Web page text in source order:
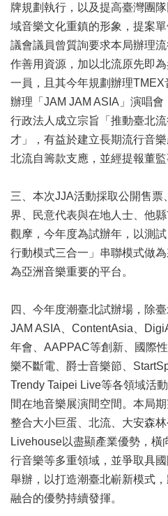
源
助/
申
請
案
件
政
府
資
訊
聯
絡
資
影
音
專
區
回
首
頁
網
站
導
覽
牌規劃執行，以及提高臺灣團
域音樂文化重鎮的形象，提案
議會議員曾質詢要求本局辦理
作善用資源，加以北流原先即
一員，且其今年規劃辦理
辦理「JAM JAM ASIA」演唱
行政法人成立宗旨「推動臺北
才」，有益於建立長期流行音
北流自籌款支應，並經提報董監
三、本次JJA活動採取公開售票
界、民意代表與在地人士、他
觀摩，今年度為試辦年，以測
行動模式三合一」串聯模式做
為亞洲音樂重要的平台。
四、今年度潮臺北試辦場，除
JAM ASIA、ContentAsia、
年會、AAPPAC等創新、國際
樂不斷電、爵士音樂節、
Trendy Taipei Live等各領域活
間在地音樂展演間空間。本局
整合大小巨蛋、北流、大安森
Livehouse以盡顯產業優勢，
行音樂等多重領域，並爭取具
舉辦，以打造潮臺北嶄新模式
融合的優勢持續發揮。